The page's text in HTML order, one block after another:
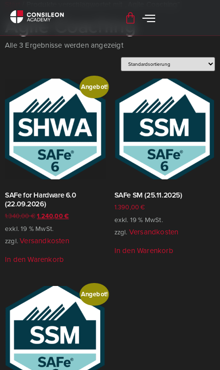
Agile Coaching
Alle 3 Ergebnisse werden angezeigt
Angebot!
SAFe for Hardware 6.0
(22.09.2026)
1.340,00€1.240,00€
exkl. 19 % MwSt.
zzgl.Versandkosten
In den Warenkorb
SAFe SM (25.11.2025)
1.390,00€
exkl. 19 % MwSt.
zzgl. Versandkosten
In den Warenkorb
Angebot!